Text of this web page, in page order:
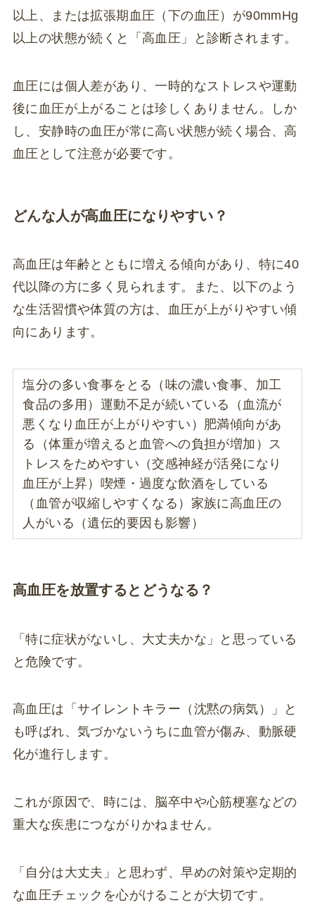
以上、または拡張期血圧（下の血圧）が90mmHg
以上の状態が続くと「高血圧」と診断されます。
血圧には個人差があり、一時的なストレスや運動
後に血圧が上がることは珍しくありません。しか
し、安静時の血圧が常に高い状態が続く場合、高
血圧として注意が必要です。
どんな人が高血圧になりやすい？
高血圧は年齢とともに増える傾向があり、特に40
代以降の方に多く見られます。また、以下のよう
な生活習慣や体質の方は、血圧が上がりやすい傾
向にあります。
塩分の多い食事をとる（味の濃い食事、加工
食品の多用）運動不足が続いている（血流が
悪くなり血圧が上がりやすい）肥満傾向があ
る（体重が増えると血管への負担が増加）ス
トレスをためやすい（交感神経が活発になり
血圧が上昇）喫煙・過度な飲酒をしている
（血管が収縮しやすくなる）家族に高血圧の
人がいる（遺伝的要因も影響）
高血圧を放置するとどうなる？
「特に症状がないし、大丈夫かな」と思っている
と危険です。
高血圧は「サイレントキラー（沈黙の病気）」と
も呼ばれ、気づかないうちに血管が傷み、動脈硬
化が進行します。
これが原因で、時には、脳卒中や心筋梗塞などの
重大な疾患につながりかねません。
「自分は大丈夫」と思わず、早めの対策や定期的
な血圧チェックを心がけることが大切です。